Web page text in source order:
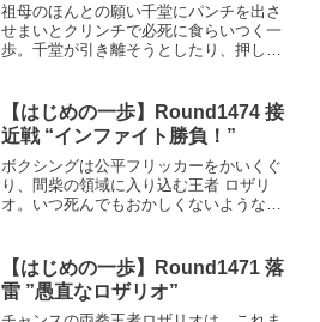
祖母のほんとの願い千堂にパンチを出さ
せまいとクリンチで必死に食らいつく一
歩。千堂が引き離そうとしたり、押し返
の強さ、マジで半端ない。そんな一歩を
前に、宮田は脳内コンピュ...
【はじめの一歩】Round1474 接
近戦 “インファイト勝負！”
ボクシングは公平フリッカーをかいくぐ
り、間柴の領域に入り込む王者 ロザリ
オ。いつ死んでもおかしくないような不
マガポケ — 『はじめの一歩』担当
(@hajimenoi...
【はじめの一歩】Round1471 落
雷 ”愚直なロザリオ”